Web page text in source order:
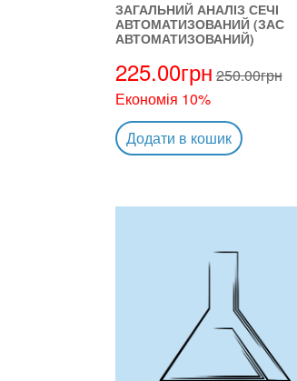
ЗАГАЛЬНИЙ АНАЛІЗ СЕЧІ
АВТОМАТИЗОВАНИЙ (ЗАС
АВТОМАТИЗОВАНИЙ)
225.00грн 250.00грн
Економія 10%
Додати в кошик